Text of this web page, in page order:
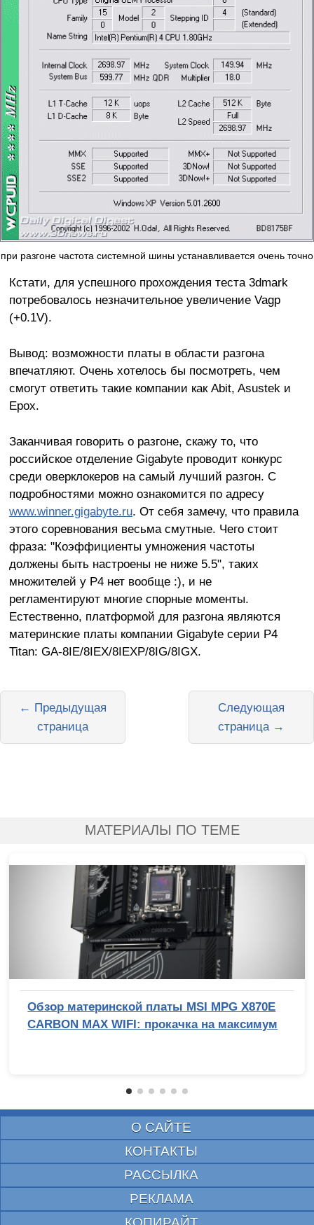
при разгоне частота системной шины устанавливается очень точно
Кстати, для успешного прохождения теста 3dmark
потребовалось незначительное увеличение Vagp
(+0.1V).
Вывод: возможности платы в области разгона
впечатляют. Очень хотелось бы посмотреть, чем
смогут ответить такие компании как Abit, Asustek и
Epox.
Заканчивая говорить о разгоне, скажу то, что
российское отделение Gigabyte проводит конкурс
среди оверклокеров на самый лучший разгон. С
подробностями можно ознакомится по адресу
www.winner.gigabyte.ru. От себя замечу, что правила
этого соревнования весьма смутные. Чего стоит
фраза: "Коэффициенты умножения частоты
должены быть настроены не ниже 5.5", таких
множителей у P4 нет вообще :), и не
регламентируют многие спорные моменты.
Естественно, платформой для разгона являются
материнские платы компании Gigabyte серии P4
Titan: GA-8IE/8IEX/8IEXP/8IG/8IGX.
Следующая
страница →
← Предыдущая
страница
МАТЕРИАЛЫ ПО ТЕМЕ
Обзор материнской платы MSI MPG X870E
CARBON MAX WIFI: прокачка на максимум
О САЙТЕ
КОНТАКТЫ
РАССЫЛКА
РЕКЛАМА